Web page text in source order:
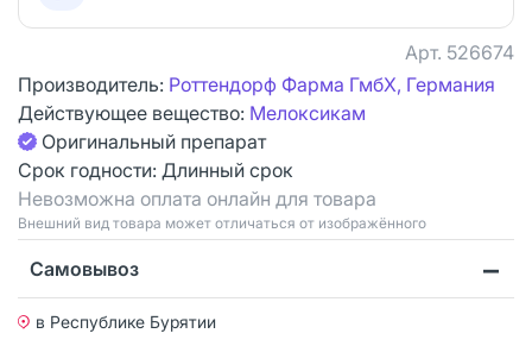
Арт. 526674
Производитель: Роттендорф Фарма ГмбХ, Германия
Действующее вещество: Мелоксикам
Оригинальный препарат
Срок годности: Длинный срок
Невозможна оплата онлайн для товара
Bнешний вид товара может отличаться от изображённого
Самовывоз
в Республике Бурятии